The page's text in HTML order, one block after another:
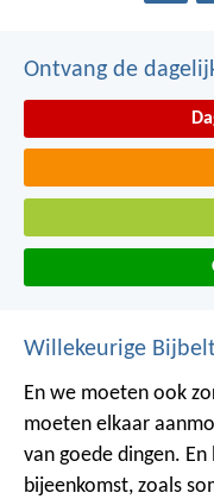
Ontvang de
Willekeurige
En we moeten ook
moeten elkaar
van goede dingen.
bijeenkomst, zoals